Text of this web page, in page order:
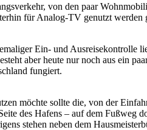
von den paar
für Analog-TV genutzt werden
Ein- und Ausreisekontrolle
aber heute nur noch aus ein
fungiert.
möchte sollte die, von der
des Hafens – auf dem Fußweg
stehen neben dem